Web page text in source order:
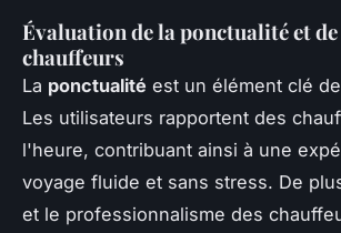
Évaluation de la ponctualité et
chauffeurs
La ponctualité est un élément clé
Les utilisateurs rapportent des
l'heure, contribuant ainsi à une
voyage fluide et sans stress. De
et le professionnalisme des